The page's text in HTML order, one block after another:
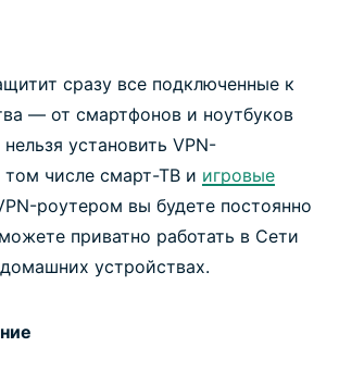
сразу все подключенные к
— от смартфонов и ноутбуков
установить VPN-
числе смарт-ТВ и игровые
роутером вы будете постоянно
приватно работать в Сети
устройствах.